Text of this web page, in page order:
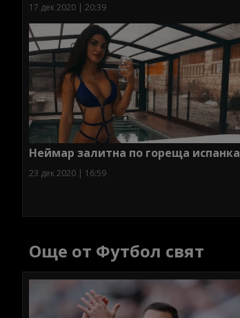
17 дек 2020 | 20:39
Неймар залитна по гореща испанка
23 дек 2020 | 16:59
Още от Футбол свят